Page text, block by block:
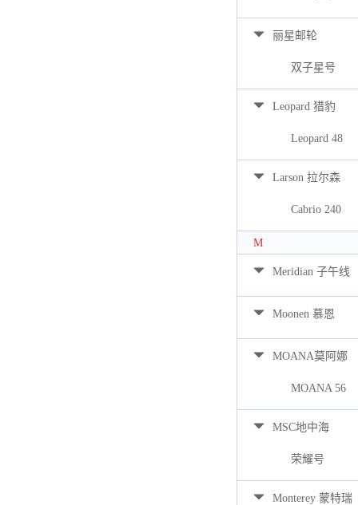
丽星邮轮
双子星号
Leopard 猎豹
Leopard 48
Larson 拉尔森
Cabrio 240
M
Meridian 子午线
Moonen 慕恩
MOANA莫阿娜
MOANA 56
MSC地中海
荣耀号
Monterey 蒙特瑞